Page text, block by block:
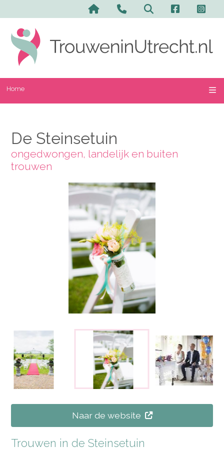
Home
De Steinsetuin
ongedwongen, landelijk en buiten
trouwen
Naar de website
Trouwen in de Steinsetuin